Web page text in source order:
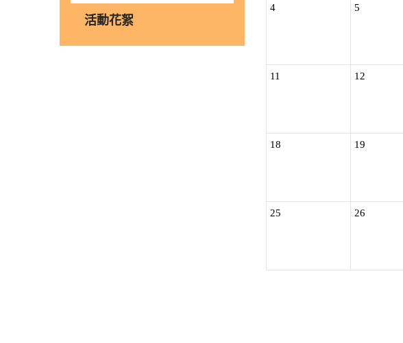
活動花絮
4 5
11 12
18 19
25 26